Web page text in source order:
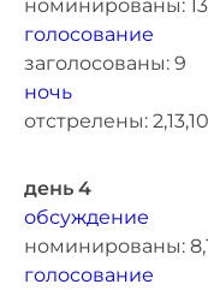
номинированы:
голосование
заголосованы: 9
ночь
отстрелены: 2,13,10
день 4
обсуждение
номинированы:
голосование